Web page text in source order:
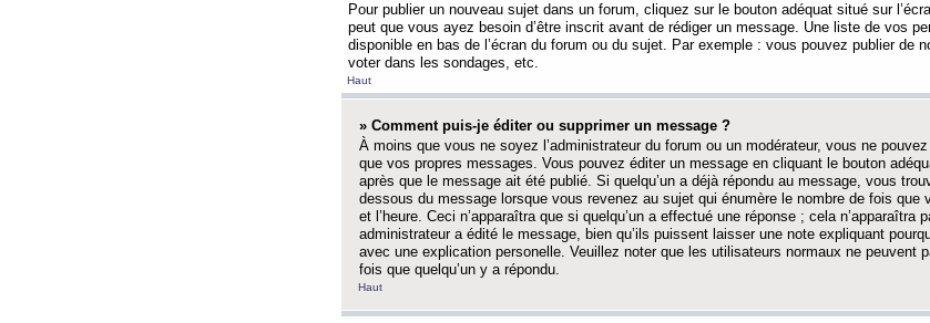
Pour publier un nouveau sujet dans un forum, cliquez sur le bouton adéquat situé sur
peut que vous ayez besoin d’être inscrit avant de rédiger un message. Une liste de vos
disponible en bas de l’écran du forum ou du sujet. Par exemple : vous pouvez publier de
voter dans les sondages, etc.
Haut
» Comment puis-je éditer ou supprimer un message ?
À moins que vous ne soyez l’administrateur du forum ou un modérateur, vous ne
que vos propres messages. Vous pouvez éditer un message en cliquant le bouton
après que le message ait été publié. Si quelqu’un a déjà répondu au message, vous
dessous du message lorsque vous revenez au sujet qui énumère le nombre de fois que
et l’heure. Ceci n’apparaîtra que si quelqu’un a effectué une réponse ; cela n’apparaîtra
administrateur a édité le message, bien qu’ils puissent laisser une note expliquant
avec une explication personelle. Veuillez noter que les utilisateurs normaux ne peuvent
fois que quelqu’un y a répondu.
Haut